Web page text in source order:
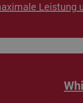
Leistung